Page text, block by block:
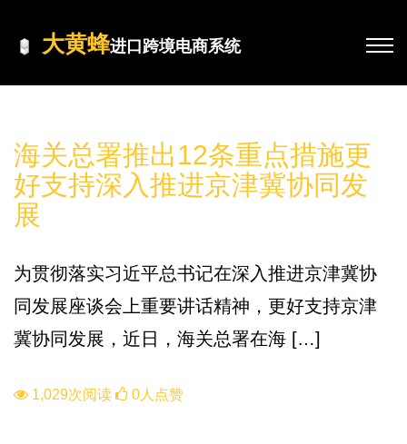
大黄蜂进口跨境电商系统
海关总署推出12条重点措施更
好支持深入推进京津冀协同发
展
为贯彻落实习近平总书记在深入推进京津冀协
同发展座谈会上重要讲话精神，更好支持京津
冀协同发展，近日，海关总署在海 […]
1,029次阅读 0人点赞